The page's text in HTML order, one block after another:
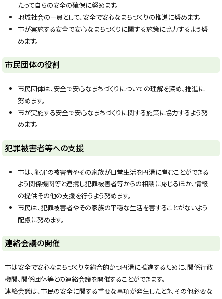
戻
る
たって自らの安全の確保に努めます。
地域社会の一員として、安全で安心なまちづくりの推進に努めます。
市が実施する安全で安心なまちづくりに関する施策に協力するよう努
めます。
ト
ッ
プ
戻
市民団体の役割
市民団体は、安全で安心なまちづくりについての理解を深め、推進に
努めます。
市が実施する安全で安心なまちづくりに関する施策に協力するよう努
めます。
ト
ッ
プ
る
犯罪被害者等への支援
市は、犯罪の被害者やその家族が日常生活を円滑に営むことができる
よう関係機関等と連携し犯罪被害者等からの相談に応じるほか、情報
の提供その他の支援を行うよう努めます。
市民は、犯罪被害者やその家族の平穏な生活を害することがないよう
配慮に努めます。
ト
ッ
プ
に
戻
連絡会議の開催
市は安全で安心なまちづくりを総合的かつ円滑に推進するために、関係行政
機関、関係団体等との連絡会議を開催することができます。
連絡会議は、市民の安全に関する重要な事項が発生したとき、その他必要な